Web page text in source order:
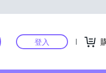
登入